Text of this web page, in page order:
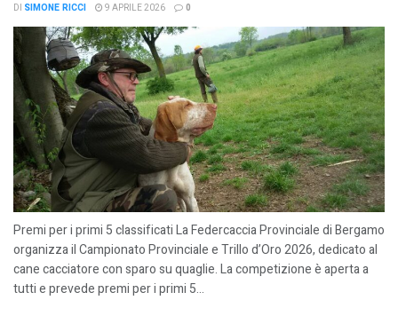
DI SIMONE RICCI 9 APRILE 2026 0
Premi per i primi 5 classificati La Federcaccia Provinciale di Bergamo
organizza il Campionato Provinciale e Trillo d’Oro 2026, dedicato al
cane cacciatore con sparo su quaglie. La competizione è aperta a
tutti e prevede premi per i primi 5...